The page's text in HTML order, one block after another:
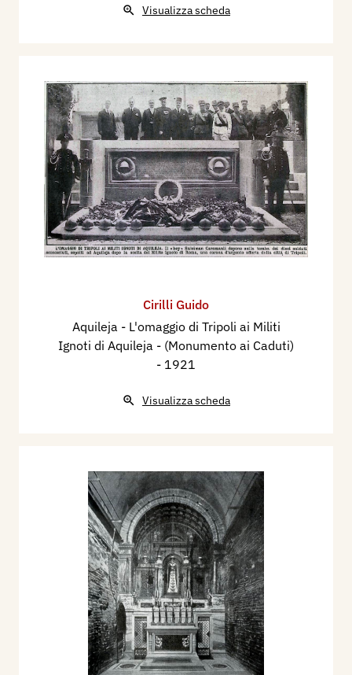
Visualizza scheda
Cirilli Guido
Aquileja - L'omaggio di Tripoli ai Militi
Ignoti di Aquileja - (Monumento ai Caduti)
- 1921
Visualizza scheda